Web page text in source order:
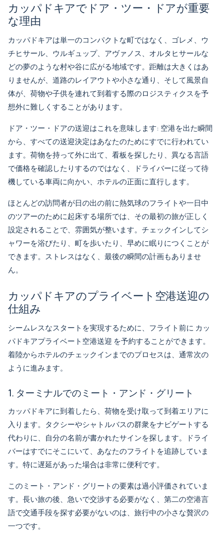
カッパドキアでドア・ツー・ドアが重要
な理由
カッパドキアは単一のコンパクトな町ではなく、ゴレメ、ウ
チヒサール、ウルギュップ、アヴァノス、オルタヒサールな
どの夢のような村や谷に広がる地域です。距離は大きくはあ
りませんが、道路のレイアウトや小さな通り、そして風景自
体が、荷物や子供を連れて到着する際のロジスティクスを予
想外に難しくすることがあります。
ドア・ツー・ドアの送迎はこれを意味します: 空港を出た瞬間
から、すべての送迎決定はあなたのためにすでに行われてい
ます。荷物を持って外に出て、看板を探したり、異なる言語
で価格を確認したりするのではなく、ドライバーに従って待
機している車両に向かい、ホテルの正面に直行します。
ほとんどの訪問者が日の出の前に熱気球のフライトや一日中
のツアーのために起床する場所では、その最初の旅が正しく
設定されることで、雰囲気が整います。チェックインしてシ
ャワーを浴びたり、町を歩いたり、早めに眠りにつくことが
できます。ストレスはなく、最後の瞬間の計画もありませ
ん。
カッパドキアのプライベート空港送迎の
仕組み
シームレスなスタートを実現するために、フライト前に カッ
パドキアプライベート空港送迎 を予約することができます。
着陸からホテルのチェックインまでのプロセスは、通常次の
ように進みます。
1. ターミナルでのミート・アンド・グリート
カッパドキアに到着したら、荷物を受け取って到着エリアに
入ります。タクシーやシャトルバスの群衆をナビゲートする
代わりに、自分の名前が書かれたサインを探します。ドライ
バーはすでにそこにいて、あなたのフライトを追跡していま
す。特に遅延があった場合は非常に便利です。
このミート・アンド・グリートの要素は過小評価されていま
す。長い旅の後、急いで交渉する必要がなく、第二の空港言
語で交通手段を探す必要がないのは、旅行中の小さな贅沢の
一つです。